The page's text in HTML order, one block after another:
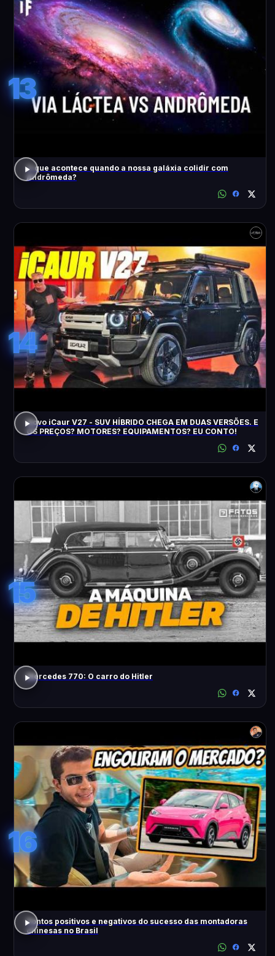
13
O que acontece quando a nossa galáxia colidir com
Andrômeda?
14
Novo iCaur V27 - SUV HÍBRIDO CHEGA EM DUAS VERSÕES. E
OS PREÇOS? MOTORES? EQUIPAMENTOS? EU CONTO!
15
Mercedes 770: O carro do Hitler
16
Pontos positivos e negativos do sucesso das montadoras
chinesas no Brasil